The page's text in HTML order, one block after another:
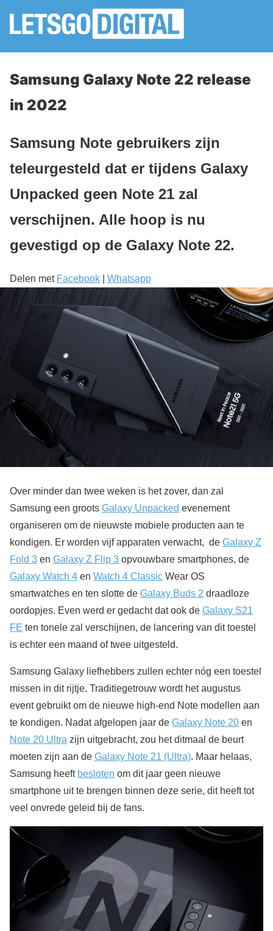
Samsung Galaxy Note 22 release
in 2022
Samsung Note gebruikers zijn
teleurgesteld dat er tijdens Galaxy
Unpacked geen Note 21 zal
verschijnen. Alle hoop is nu
gevestigd op de Galaxy Note 22.
Delen met Facebook Whatsapp
Over minder dan twee weken is het zover, dan zal
Samsung een groots Galaxy Unpacked evenement
organiseren om de nieuwste mobiele producten aan te
kondigen. Er worden vijf apparaten verwacht, de Galaxy Z
Fold 3 en Galaxy Z Flip 3 opvouwbare smartphones, de
Galaxy Watch 4 en Watch 4 Classic Wear OS
smartwatches en ten slotte de Galaxy Buds 2 draadloze
oordopjes. Even werd er gedacht dat ook de Galaxy S21
FE ten tonele zal verschijnen, de lancering van dit toestel
is echter een maand of twee uitgesteld.
Samsung Galaxy liefhebbers zullen echter nóg een toestel
missen in dit rijtje. Traditiegetrouw wordt het augustus
event gebruikt om de nieuwe high-end Note modellen aan
te kondigen. Nadat afgelopen jaar de Galaxy Note 20 en
Note 20 Ultra zijn uitgebracht, zou het ditmaal de beurt
moeten zijn aan de Galaxy Note 21 (Ultra). Maar helaas,
Samsung heeft besloten om dit jaar geen nieuwe
smartphone uit te brengen binnen deze serie, dit heeft tot
veel onvrede geleid bij de fans.